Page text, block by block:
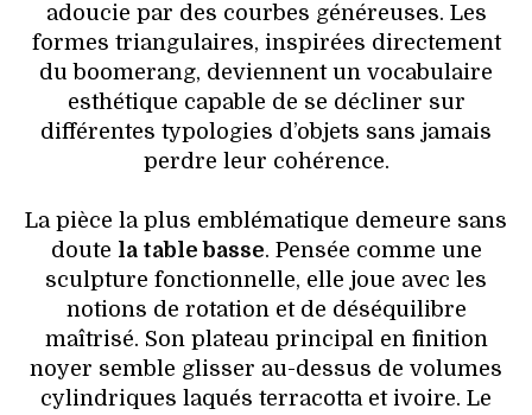
adoucie par des courbes généreuses. Les
formes triangulaires, inspirées directement
du boomerang, deviennent un vocabulaire
esthétique capable de se décliner sur
différentes typologies d’objets sans jamais
perdre leur cohérence.
La pièce la plus emblématique demeure sans
doute la table basse. Pensée comme une
sculpture fonctionnelle, elle joue avec les
notions de rotation et de déséquilibre
maîtrisé. Son plateau principal en finition
noyer semble glisser au-dessus de volumes
cylindriques laqués terracotta et ivoire. Le